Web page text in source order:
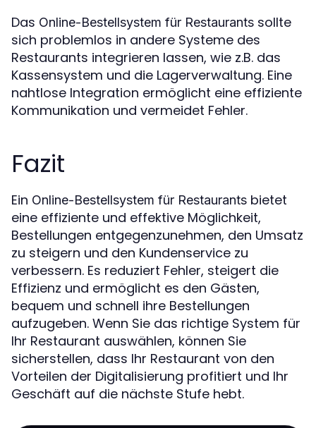
Das Online-Bestellsystem für Restaurants sollte
sich problemlos in andere Systeme des
Restaurants integrieren lassen, wie z.B. das
Kassensystem und die Lagerverwaltung. Eine
nahtlose Integration ermöglicht eine effiziente
Kommunikation und vermeidet Fehler.
Fazit
Ein Online-Bestellsystem für Restaurants bietet
eine effiziente und effektive Möglichkeit,
Bestellungen entgegenzunehmen, den Umsatz
zu steigern und den Kundenservice zu
verbessern. Es reduziert Fehler, steigert die
Effizienz und ermöglicht es den Gästen,
bequem und schnell ihre Bestellungen
aufzugeben. Wenn Sie das richtige System für
Ihr Restaurant auswählen, können Sie
sicherstellen, dass Ihr Restaurant von den
Vorteilen der Digitalisierung profitiert und Ihr
Geschäft auf die nächste Stufe hebt.